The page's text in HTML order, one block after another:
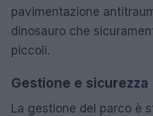
pavimentazione
dinosauro che
piccoli.
Gestione e sicurezza
La gestione del parco è